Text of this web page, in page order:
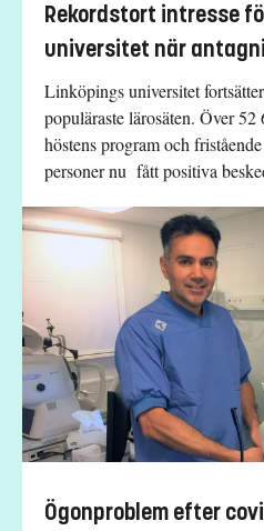
Rekordstort intresse
universitet när
Linköpings universitet
populäraste lärosäten. Över
höstens program och
personer nu fått positiva
Ögonproblem efter